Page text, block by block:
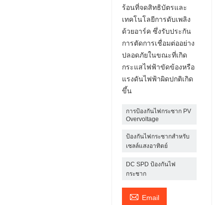
ร้อนที่จดสิทธิบัตรและ
เทคโนโลยีการดับเพลิง
ด้วยอาร์ค ซึ่งรับประกัน
การตัดการเชื่อมต่ออย่าง
ปลอดภัยในขณะที่เกิด
กระแสไฟฟ้าขัดข้องหรือ
แรงดันไฟฟ้าผิดปกติเกิด
ขึ้น
การป้องกันไฟกระชาก PV
Overvoltage
ป้องกันไฟกระชากสำหรับ
เซลล์แสงอาทิตย์
DC SPD ป้องกันไฟ
กระชาก
 Email